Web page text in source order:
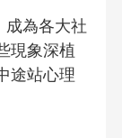
成為各大社
現象深植
途站心理